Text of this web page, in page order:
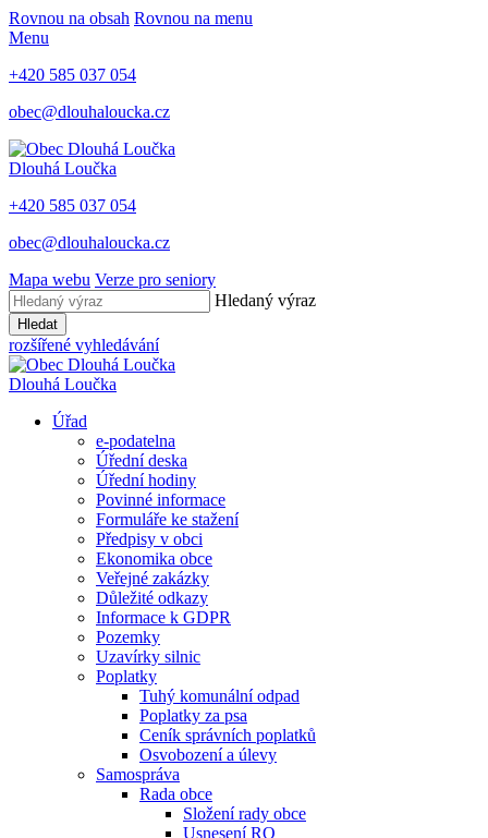
Rovnou na obsah Rovnou na menu
Menu
+420 585 037 054
obec@dlouhaloucka.cz
Dlouhá Loučka
+420 585 037 054
obec@dlouhaloucka.cz
Mapa webu Verze pro seniory
Hledaný výraz
Hledat
rozšířené vyhledávání
Dlouhá Loučka
Úřad
e-podatelna
Úřední deska
Úřední hodiny
Povinné informace
Formuláře ke stažení
Předpisy v obci
Ekonomika obce
Veřejné zakázky
Důležité odkazy
Informace k GDPR
Pozemky
Uzavírky silnic
Poplatky
Tuhý komunální odpad
Poplatky za psa
Ceník správních poplatků
Osvobození a úlevy
Samospráva
Rada obce
Složení rady obce
Usnesení RO